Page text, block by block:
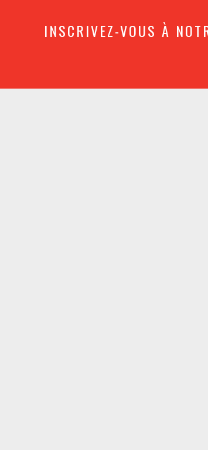
INSCRIVEZ-VOUS À